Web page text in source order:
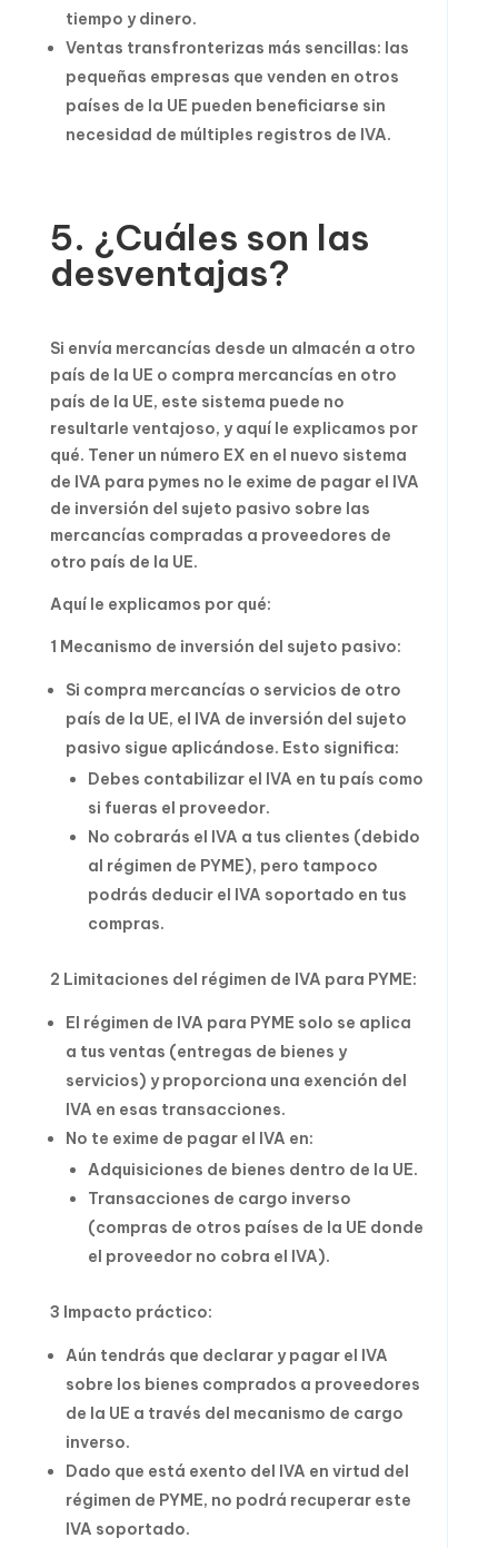
tiempo y dinero.
Ventas transfronterizas más sencillas: las
pequeñas empresas que venden en otros
países de la UE pueden beneficiarse sin
necesidad de múltiples registros de IVA.
5. ¿Cuáles son las
desventajas?
Si envía mercancías desde un almacén a otro
país de la UE o compra mercancías en otro
país de la UE, este sistema puede no
resultarle ventajoso, y aquí le explicamos por
qué. Tener un número EX en el nuevo sistema
de IVA para pymes no le exime de pagar el IVA
de inversión del sujeto pasivo sobre las
mercancías compradas a proveedores de
otro país de la UE.
Aquí le explicamos por qué:
1 Mecanismo de inversión del sujeto pasivo:
Si compra mercancías o servicios de otro
país de la UE, el IVA de inversión del sujeto
pasivo sigue aplicándose. Esto significa:
Debes contabilizar el IVA en tu país como
si fueras el proveedor.
No cobrarás el IVA a tus clientes (debido
al régimen de PYME), pero tampoco
podrás deducir el IVA soportado en tus
compras.
2 Limitaciones del régimen de IVA para PYME:
El régimen de IVA para PYME solo se aplica
a tus ventas (entregas de bienes y
servicios) y proporciona una exención del
IVA en esas transacciones.
No te exime de pagar el IVA en:
Adquisiciones de bienes dentro de la UE.
Transacciones de cargo inverso
(compras de otros países de la UE donde
el proveedor no cobra el IVA).
3 Impacto práctico:
Aún tendrás que declarar y pagar el IVA
sobre los bienes comprados a proveedores
de la UE a través del mecanismo de cargo
inverso.
Dado que está exento del IVA en virtud del
régimen de PYME, no podrá recuperar este
IVA soportado.